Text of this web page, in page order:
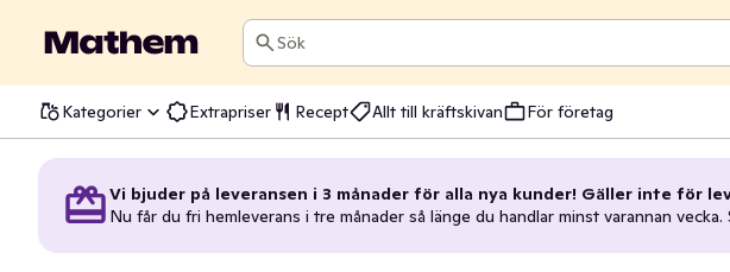
Sök
Kategorier Extrapriser Recept Allt till kräftskivan För företag
Vi bjuder på leveransen i 3 månader för alla nya kunder! Gäller inte för
Nu får du fri hemleverans i tre månader så länge du handlar minst varannan vecka.